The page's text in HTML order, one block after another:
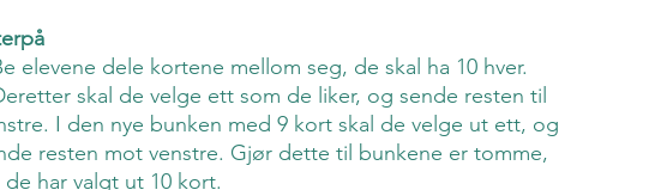
elevene dele kortene mellom seg, de skal ha 10 hver.
skal de velge ett som de liker, og sende resten til
I den nye bunken med 9 kort skal de velge ut ett, og
resten mot venstre. Gjør dette til bunkene er tomme,
har valgt ut 10 kort.